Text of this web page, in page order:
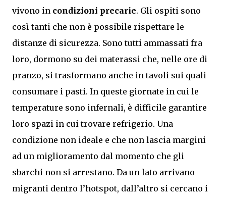
vivono in condizioni precarie. Gli ospiti sono
così tanti che non è possibile rispettare le
distanze di sicurezza. Sono tutti ammassati fra
loro, dormono su dei materassi che, nelle ore di
pranzo, si trasformano anche in tavoli sui quali
consumare i pasti. In queste giornate in cui le
temperature sono infernali, è difficile garantire
loro spazi in cui trovare refrigerio. Una
condizione non ideale e che non lascia margini
ad un miglioramento dal momento che gli
sbarchi non si arrestano. Da un lato arrivano
migranti dentro l’hotspot, dall’altro si cercano i